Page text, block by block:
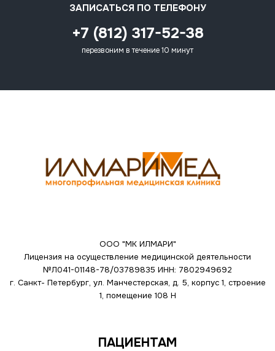
ЗАПИСАТЬСЯ ПО ТЕЛЕФОНУ
+7 (812) 317-52-38
перезвоним в течение 10 минут
ООО "МК ИЛМАРИ"
Лицензия на осуществление медицинской деятельности
№Л041-01148-78/03789835 ИНН: 7802949692
г. Санкт- Петербург, ул. Манчестерская, д. 5, корпус 1, строение
1, помещение 108 Н
ПАЦИЕНТАМ